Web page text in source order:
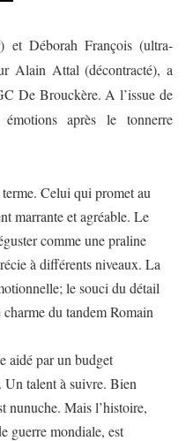
et Déborah François (ultra-
Alain Attal (décontracté), a
De Brouckère. A l’issue de
après le tonnerre
Celui qui promet au
marrante et agréable. Le
comme une praline
à différents niveaux. La
le souci du détail
du tandem Romain
aidé par un budget
Un talent à suivre. Bien
nunuche. Mais l’histoire,
guerre mondiale, est